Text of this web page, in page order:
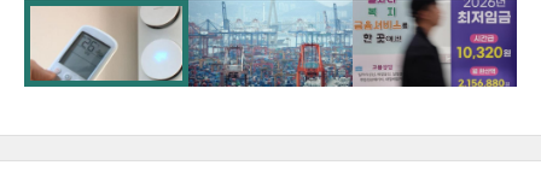
に需給対応体制を点検